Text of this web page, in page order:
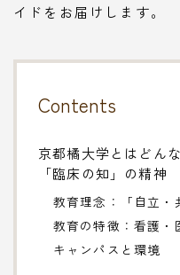
イドをお届けします。
Contents
京都橘大学とはどん
「臨床の知」の精神
教育理念：「自立・
教育の特徴：看護・
キャンパスと環境